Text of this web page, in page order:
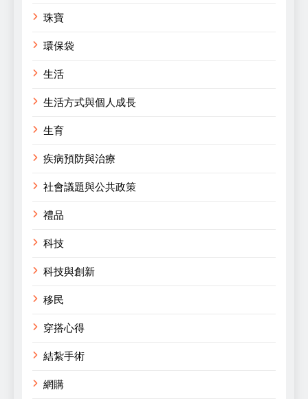
珠寶
環保袋
生活
生活方式與個人成長
生育
疾病預防與治療
社會議題與公共政策
禮品
科技
科技與創新
移民
穿搭心得
結紮手術
網購